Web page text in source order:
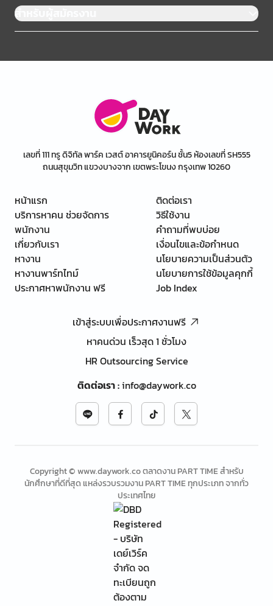
สำหรับผู้สมัครงาน
เลขที่ 111 ทรู ดิจิทัล พาร์ค เวสต์ อาคารยูนิคอร์น ชั้น5 ห้องเลขที่ SH555
ถนนสุขุมวิท แขวงบางจาก เขตพระโขนง กรุงเทพ 10260
หน้าแรก
บริการหาคน ช่วยจัดการ
พนักงาน
เกี่ยวกับเรา
หางาน
หางานพาร์ทไทม์
ประกาศหาพนักงาน ฟรี
ติดต่อเรา
วิธีใช้งาน
คำถามที่พบบ่อย
เงื่อนไขและข้อกำหนด
นโยบายความเป็นส่วนตัว
นโยบายการใช้ข้อมูลคุกกี้
Job Index
เข้าสู่ระบบเพื่อประกาศงานฟรี
หาคนด่วน เร็วสุด 1 ชั่วโมง
HR Outsourcing Service
ติดต่อเรา:info@daywork.co
Copyright © www.daywork.co ตลาดงาน PART TIME สำหรับ
นักศึกษาที่ดีที่สุด แหล่งรวบรวมงาน PART TIME ทุกประเภท จากทั่ว
ประเทศไทย